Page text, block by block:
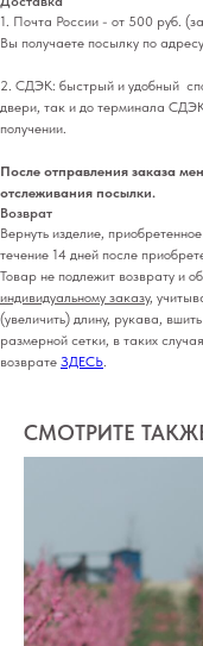
1. Почта России - от 500 руб.
Вы получаете посылку по
2. СДЭК: быстрый и удобный
двери, так и до терминала
получении.
После отправления заказа
отслеживания посылки.
Возврат
Вернуть изделие,
течение 14 дней после
Товар не подлежит возврату и
индивидуальному заказу,
(увеличить) длину, рукава,
размерной сетки, в таких
возврате ЗДЕСЬ.
СМОТРИТЕ